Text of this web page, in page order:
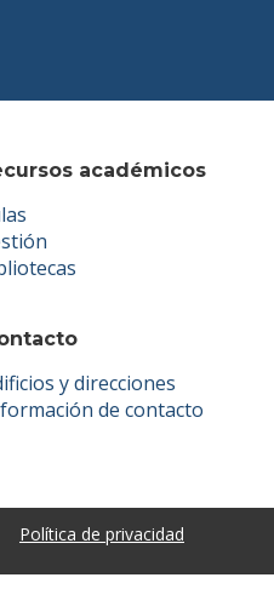
académicos
y direcciones
de contacto
Política de privacidad